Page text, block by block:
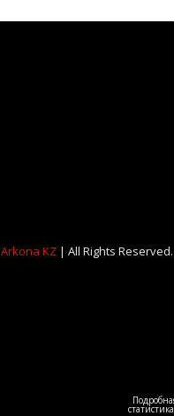
Arkona KZ| All Rights Reserved.